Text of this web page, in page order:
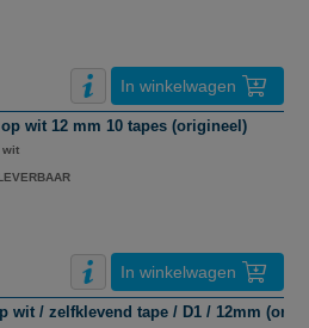
In winkelwagen
wit 12 mm 10 tapes (origineel)
wit
In winkelwagen
wit / zelfklevend tape / D1 / 12mm